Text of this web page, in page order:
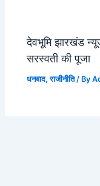
देवभूमि झारखंड
सरस्वती की पूजा
धनबाद,राजीनीति/ By